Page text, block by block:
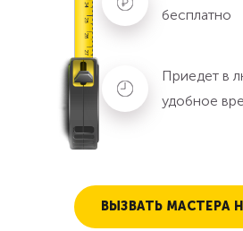
бесплатно
Приедет в
удобное
ВЫЗВАТЬ МАСТЕРА